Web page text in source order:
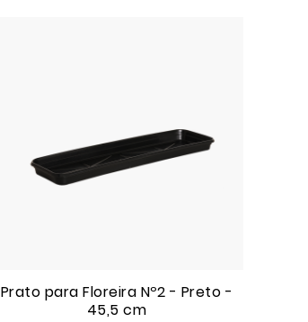
Prato para Floreira Nº2 - Preto -
45,5 cm